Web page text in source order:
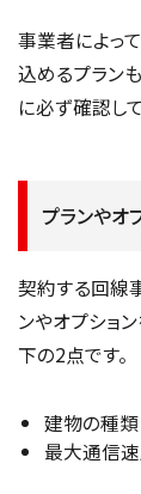
事業者によっ
込めるプラン
に必ず確認し
プランやオ
契約する回線
ンやオプショ
下の2点です。
建物の種類
最大通信